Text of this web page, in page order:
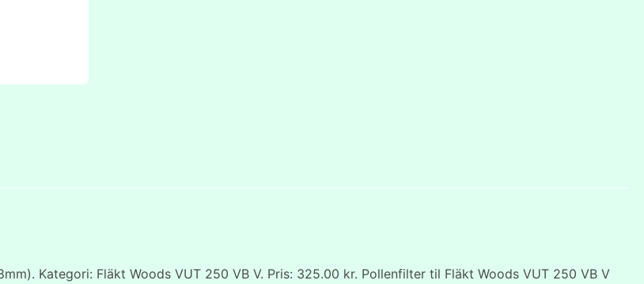
Kategori: Fläkt Woods VUT 250 VB V. Pris: 325.00 kr. Pollenfilter til Fläkt Woods VUT 250 VB V